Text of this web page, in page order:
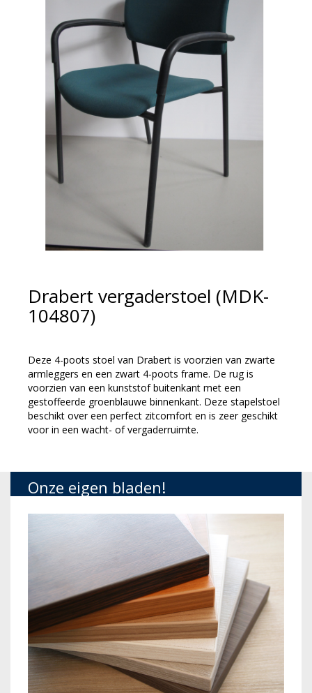
Drabert vergaderstoel (MDK-
104807)
Deze 4-poots stoel van Drabert is voorzien van zwarte
armleggers en een zwart 4-poots frame. De rug is
voorzien van een kunststof buitenkant met een
gestoffeerde groenblauwe binnenkant. Deze stapelstoel
beschikt over een perfect zitcomfort en is zeer geschikt
voor in een wacht- of vergaderruimte.
Onze eigen bladen!